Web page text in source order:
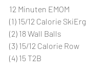
12 Minuten EMOM
(1) 15/12 Calorie SkiErg
(2) 18 Wall Balls
(3) 15/12 Calorie Row
(4) 15 T2B